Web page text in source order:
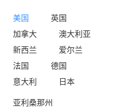
美国
英国
加拿大
澳大利亚
新西兰
爱尔兰
法国
德国
意大利
日本
亚利桑那州